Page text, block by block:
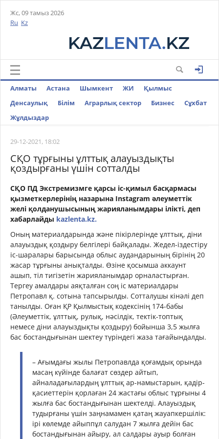
Жс, 09 тамыз 2026
Ru Kz
Алматы Астана Шымкент ЖИ
Қылмыс
Денсаулық
Білім Аграрлық сектор Бизнес
Cұхбат
Жұлдыздар
29-12-2021, 18:02
СҚО тұрғыны ұлттық алауыздықты
қоздырғаны үшін сотталды
СҚО ПД Экстремизмге қарсы іс-қимыл басқармасы
қызметкерлерінің назарына Instagram әлеуметтік
желі қолданушысының жарияланымдары ілікті, деп
хабарлайды kazlenta.kz.
Оның материалдарында және пікірлерінде ұлттық, діни
алауыздық қоздыру белгілері байқалады. Жедел-іздестіру
іс-шаралары барысында облыс аудандарының бірінің 20
жасар тұрғыны анықталды. Өзіне қосымша аккаунт
ашып, тіл тигізетін жарияланымдар орналастырған.
Тергеу амалдары аяқталған соң іс материалдары
Петропавл қ. сотына тапсырылды. Сотталушы кінәлі деп
танылды. Оған ҚР Қылмыстық кодексінің 174-бабы
(Әлеуметтiк, ұлттық, рулық, нәсiлдiк, тектік-топтық
немесе дiни алауыздықты қоздыру) бойынша 3,5 жылға
бас бостандығынан шектеу түріндегі жаза тағайындалды.
– Ағымдағы жылы Петропавлда қоғамдық орында
масаң күйінде балағат сөздер айтып,
айналадағылардың ұлттық ар-намыстарын, қадір-
қасиеттерін қорлаған 24 жастағы облыс тұрғыны 4
жылға бас бостандығынан шектелді. Алауыздық
тудырғаны үшін заңнамамен қатаң жауапкершілік:
ірі көлемде айыппұл салудан 7 жылға дейін бас
бостандығынан айыру, ал салдары ауыр болған